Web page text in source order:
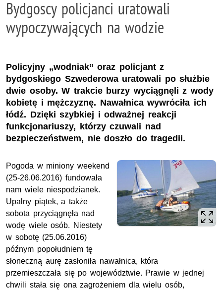
Bydgoscy policjanci uratowali
wypoczywających na wodzie
Policyjny „wodniak” oraz policjant z
bydgoskiego Szwederowa uratowali po służbie
dwie osoby. W trakcie burzy wyciągnęli z wody
kobietę i mężczyznę. Nawałnica wywróciła ich
łódź. Dzięki szybkiej i odważnej reakcji
funkcjonariuszy, którzy czuwali nad
bezpieczeństwem, nie doszło do tragedii.
Pogoda w miniony weekend
(25-26.06.2016) fundowała
nam wiele niespodzianek.
Upalny piątek, a także
sobota przyciągnęła nad
wodę wiele osób. Niestety
w sobotę (25.06.2016)
późnym popołudniem tę
słoneczną aurę zasłoniła nawałnica, która
przemieszczała się po województwie. Prawie w jednej
chwili stała się ona zagrożeniem dla wielu osób,